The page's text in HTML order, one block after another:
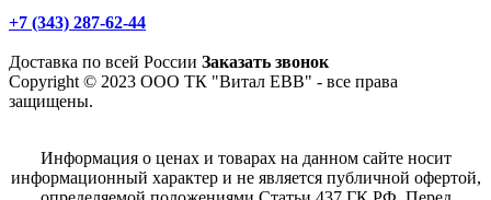
+7 (343) 287-62-44
Доставка по всей России Заказать звонок
Copyright © 2023 ООО ТК "Витал ЕВВ" - все права
защищены.
Информация о ценах и товарах на данном сайте носит
информационный характер и не является публичной офертой,